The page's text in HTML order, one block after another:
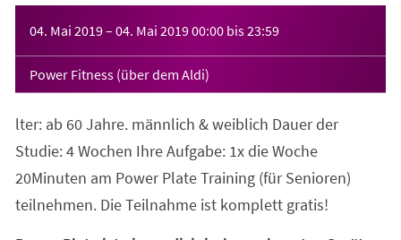
04. Mai 2019– 04. Mai 201900:00 bis23:59
Power Fitness (über dem Aldi)
lter: ab 60 Jahre. männlich & weiblich Dauer der
Studie: 4 Wochen Ihre Aufgabe: 1x die Woche
20Minuten am Power Plate Training (für Senioren)
teilnehmen. Die Teilnahme ist komplett gratis!